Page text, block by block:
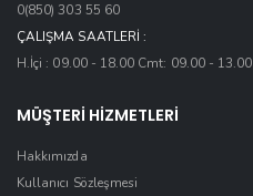
0(850) 303 55 60
ÇALIŞMA SAATLERI :
H.İçi : 09.00 - 18.00 Cmt: 09.00 - 13.00
MÜŞTERİ HİZMETLERİ
Hakkımızda
Kullanıcı Sözleşmesi